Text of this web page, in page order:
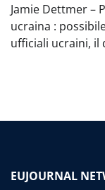
Jamie Dettmer –
ucraina :
ufficiali ucraini, il
EUJOURNAL